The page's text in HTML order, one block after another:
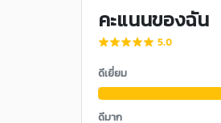
คะแนนของฉัน
5.0
ดีเยี่ยม
ดีมาก